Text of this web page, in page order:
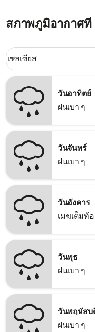
สภาพภูมิอากาศที่
Weather unit option เซล
เซลเซียส
keyboard_arrow_down
วันอาทิตย์
ฝนเบา ๆ
วันจันทร์
ฝนเบา ๆ
วันอังคาร
เมฆเต็มท้
วันพุธ
ฝนเบา ๆ
วันพฤหัสบ
ฝนเบา ๆ